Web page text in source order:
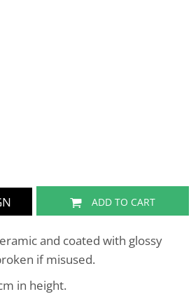
ADD TO CART
and coated with glossy
if misused.
in height.